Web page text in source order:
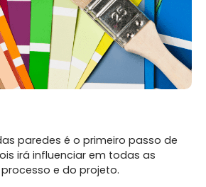
paredes é o primeiro passo de
irá influenciar em todas as
e do projeto.